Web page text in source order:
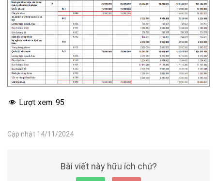
Lượt xem: 95
Cập nhật 14/11/2024
Bài viết này hữu ích chứ?